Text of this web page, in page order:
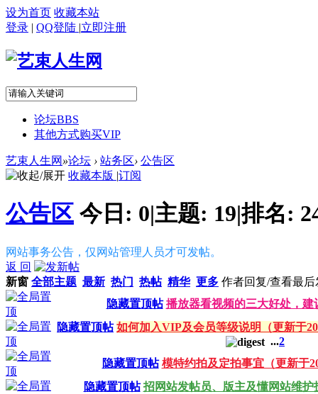
设为首页 收藏本站
登录 | QQ登陆 |立即注册
论坛BBS
其他方式购买VIP
艺束人生网 »论坛 › 站务区› 公告区
收藏本版 |订阅
公告区 今日: 0|主题: 19|排名:
网站事务公告，仅网站管理人员才可发帖。
返 回
新窗 全部主题 最新 热门 热帖 精华 更多 作者回复/查看最后
隐藏置顶帖 播放器看视频的三大好处，建
隐藏置顶帖 如何加入VIP及会员等级说明（更新于
...2
隐藏置顶帖 模特约拍及定拍事宜（更新于
隐藏置顶帖 招网站发帖员、版主及懂网站维